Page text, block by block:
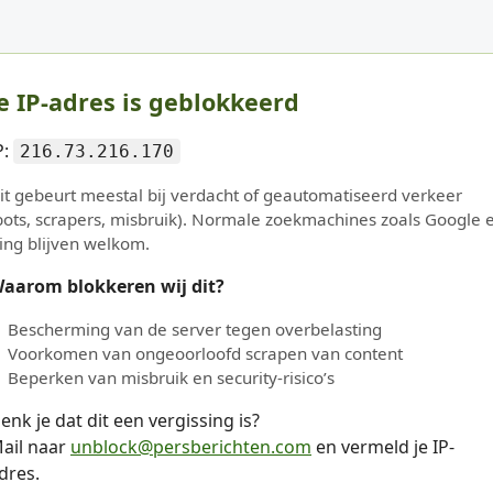
IP-adres is geblokkeerd
216.73.216.170
gebeurt meestal bij verdacht of geautomatiseerd verkeer
scrapers, misbruik). Normale zoekmachines zoals Google
blijven welkom.
blokkeren wij dit?
Bescherming van de server tegen overbelasting
Voorkomen van ongeoorloofd scrapen van content
Beperken van misbruik en security-risico’s
je dat dit een vergissing is?
naar unblock@persberichten.com en vermeld je IP-